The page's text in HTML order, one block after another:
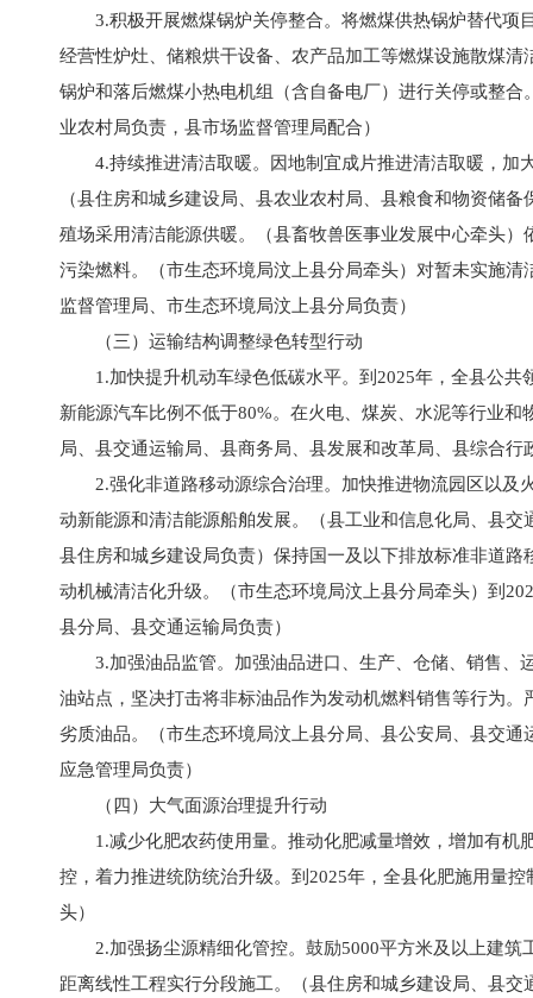
3.积极开展燃煤锅炉关停整合。将燃煤供热锅炉替代
经营性炉灶、储粮烘干设备、农产品加工等燃煤设施散煤
锅炉和落后燃煤小热电机组（含自备电厂）进行关停或整
业农村局负责，县市场监督管理局配合）
4.持续推进清洁取暖。因地制宜成片推进清洁取暖，
（县住房和城乡建设局、县农业农村局、县粮食和物资储
殖场采用清洁能源供暖。（县畜牧兽医事业发展中心牵头
污染燃料。（市生态环境局汶上县分局牵头）对暂未实施
监督管理局、市生态环境局汶上县分局负责）
（三）运输结构调整绿色转型行动
1.加快提升机动车绿色低碳水平。到2025年，全县公
新能源汽车比例不低于80%。在火电、煤炭、水泥等行业
局、县交通运输局、县商务局、县发展和改革局、县综合行
2.强化非道路移动源综合治理。加快推进物流园区以
动新能源和清洁能源船舶发展。（县工业和信息化局、县
县住房和城乡建设局负责）保持国一及以下排放标准非道
动机械清洁化升级。（市生态环境局汶上县分局牵头）到
县分局、县交通运输局负责）
3.加强油品监管。加强油品进口、生产、仓储、销售
油站点，坚决打击将非标油品作为发动机燃料销售等行为
劣质油品。（市生态环境局汶上县分局、县公安局、县交
应急管理局负责）
（四）大气面源治理提升行动
1.减少化肥农药使用量。推动化肥减量增效，增加有
控，着力推进统防统治升级。到2025年，全县化肥施用量
头）
2.加强扬尘源精细化管控。鼓励5000平方米及以上建
距离线性工程实行分段施工。（县住房和城乡建设局、县